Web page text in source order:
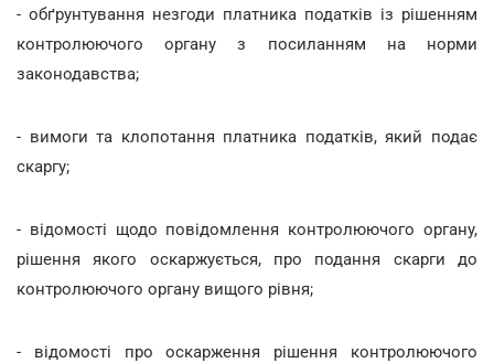
- обґрунтування незгоди платника податків із рішенням
контролюючого органу з посиланням на норми
законодавства;
- вимоги та клопотання платника податків, який подає
скаргу;
- відомості щодо повідомлення контролюючого органу,
рішення якого оскаржується, про подання скарги до
контролюючого органу вищого рівня;
- відомості про оскарження рішення контролюючого